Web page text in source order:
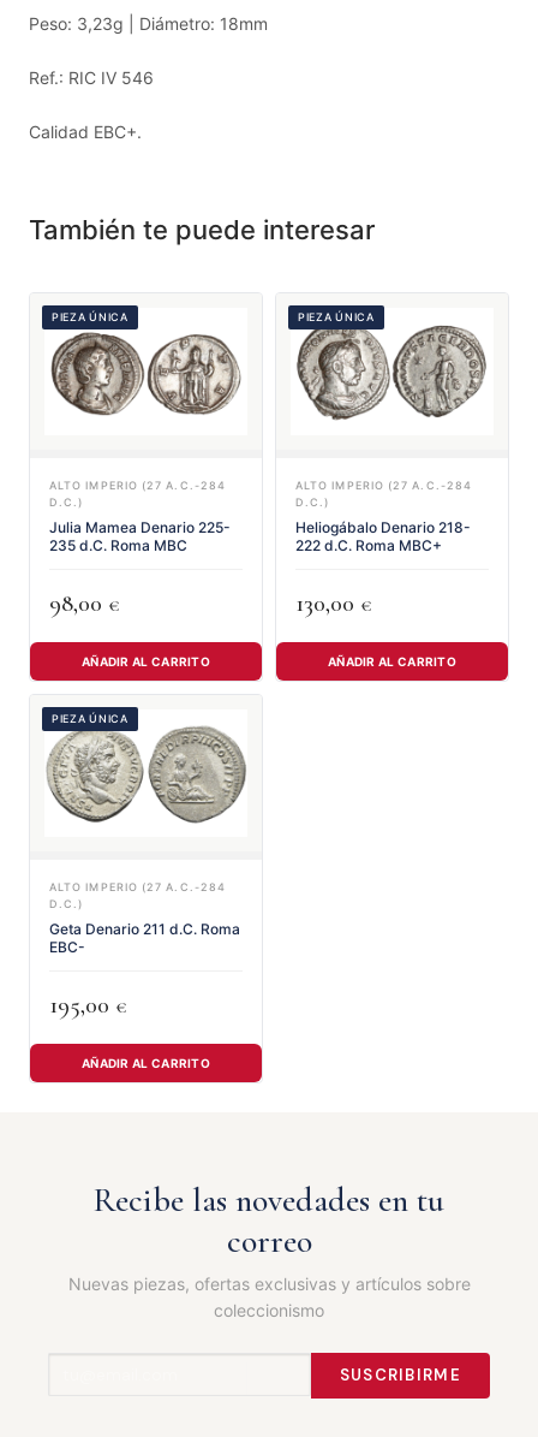
Peso: 3,23g | Diámetro: 18mm
Ref.: RIC IV 546
Calidad EBC+.
También te puede interesar
PIEZA ÚNICA
ALTO IMPERIO (27 A.C.-284
D.C.)
Julia Mamea Denario 225-
235 d.C. Roma MBC
98,00 €
AÑADIR AL CARRITO
PIEZA ÚNICA
ALTO IMPERIO (27 A.C.-284
D.C.)
Heliogábalo Denario 218-
222 d.C. Roma MBC+
130,00 €
AÑADIR AL CARRITO
PIEZA ÚNICA
ALTO IMPERIO (27 A.C.-284
D.C.)
Geta Denario 211 d.C. Roma
EBC-
195,00 €
AÑADIR AL CARRITO
Recibe las novedades en tu
correo
Nuevas piezas, ofertas exclusivas y artículos sobre
coleccionismo
SUSCRIBIRME